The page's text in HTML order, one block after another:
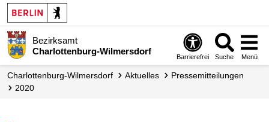
Bezirksamt
Charlottenburg-Wilmersdorf
Barrierefrei Suche Menü
Charlottenburg-Wilmersdorf Aktuelles
Presse­mitteilungen
2020